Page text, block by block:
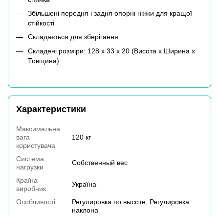
Збільшені передня і задня опорні ніжки для кращої
стійкості
Складається для зберігання
Складені розміри: 128 х 33 х 20 (Висота х Ширина х
Товщина)
Характеристики
Максимальна
вага
користувача
120 кг
Система
нагрузки
Собственный вес
Країна
виробник
Україна
Особливості
Регулировка по высоте, Регулировка
наклона